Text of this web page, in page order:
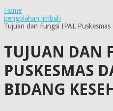
Home
pengolahan limbah
Tujuan dan Fungsi IPAL
TUJUAN DAN
PUSKESMAS
BIDANG